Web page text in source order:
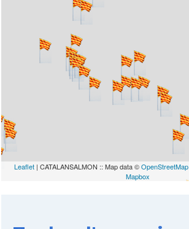
Leaflet | CATALANSALMON :: Map data ©OpenStreetMap
Mapbox